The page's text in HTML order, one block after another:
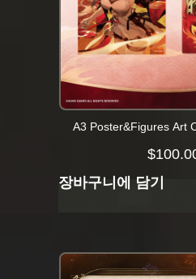
A3 Poster&Figures Art
$
장바구니에 담기